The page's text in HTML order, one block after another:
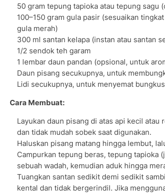
50 gram tepung tapioka atau tepung sagu
100–150 gram gula pasir (sesuaikan
gula merah)
300 ml santan kelapa (instan atau santan
1/2 sendok teh garam
1 lembar daun pandan (opsional, untuk
Daun pisang secukupnya, untuk
Lidi secukupnya, untuk menyemat bungkus
Cara Membuat:
Layukan daun pisang di atas api kecil
dan tidak mudah sobek saat digunakan.
Haluskan pisang matang hingga lembut,
Campurkan tepung beras, tepung tapioka
sebuah wadah, kemudian aduk hingga
Tuangkan santan sedikit demi sedikit
kental dan tidak bergerindil. Jika